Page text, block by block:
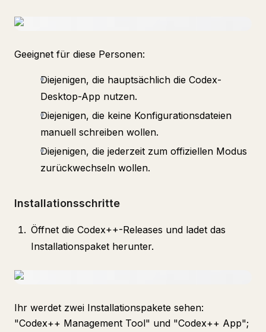
Geeignet für diese Personen:
Diejenigen, die hauptsächlich die Codex-
Desktop-App nutzen.
Diejenigen, die keine Konfigurationsdateien
manuell schreiben wollen.
Diejenigen, die jederzeit zum offiziellen Modus
zurückwechseln wollen.
Installationsschritte
Öffnet die Codex++-Releases und ladet das
Installationspaket herunter.
Ihr werdet zwei Installationspakete sehen:
"Codex++ Management Tool" und "Codex++ App";